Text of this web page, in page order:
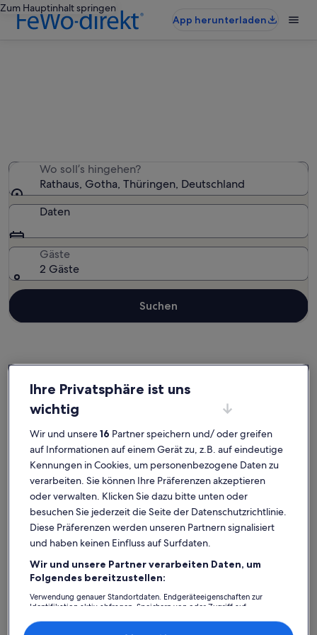
Zum Hauptinhalt springen
App herunterladen
Wo soll’s hingehen?
Rathaus, Gotha, Thüringen, Deutschland
Daten
Gäste
2 Gäste
Suchen
Gotha Ferienunterkünfte nahe Rathaus
Rathaus, die einfach zum Wohlfühlen einladen. Egal, ob du mit der
ganzen Bande oder nur deinem Vierbeiner in den Urlaub startest,
Ferienunterkünfte erwarten dich und deine Lieben mit
Annehmlichkeiten, die keine Wünsche offenlassen. Was so
dazugehört? Beispielsweise Parken und ein Fernseher. Was auch
immer du dir vorstellst, in nur wenigen Klicks kannst du die
Unterkunft buchen, die allen zusagt und jedermanns Erwartungen
gerecht wird – das Angebot bei uns ist vielfältig und umfasst
barrierearme oder Nichtraucheroptionen.
Finde Unterkünfte ganz nach deinem
Ihre Privatsphäre ist uns
wichtig
Wir und unsere16 Partner speichern und/ oder greifen
auf Informationen auf einem Gerät zu, z.B. auf eindeutige
Kennungen in Cookies, um personenbezogene Daten zu
verarbeiten. Sie können Ihre Präferenzen akzeptieren
oder verwalten. Klicken Sie dazu bitte unten oder
besuchen Sie jederzeit die Seite der Datenschutzrichtlinie.
Diese Präferenzen werden unseren Partnern signalisiert
und haben keinen Einfluss auf Surfdaten.
Wir und unsere Partner verarbeiten Daten, um
Folgendes bereitzustellen:
Verwendung genauer Standortdaten. Endgeräteeigenschaften zur
Identifikation aktiv abfragen. Speichern von oder Zugriff auf
Inhalte, Messung von Werbeleistung und der Performance von Inhalten,